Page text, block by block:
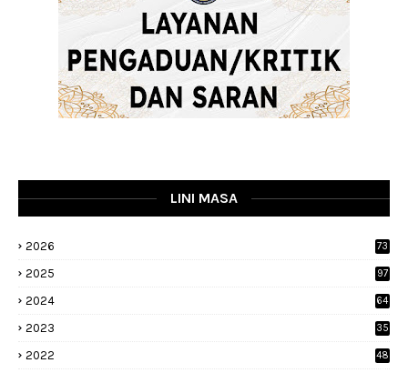
LINI MASA
2026 73
2025 97
2024 64
2023
35
2022
48